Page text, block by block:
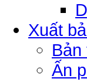
Xuất
Bản
Ấn